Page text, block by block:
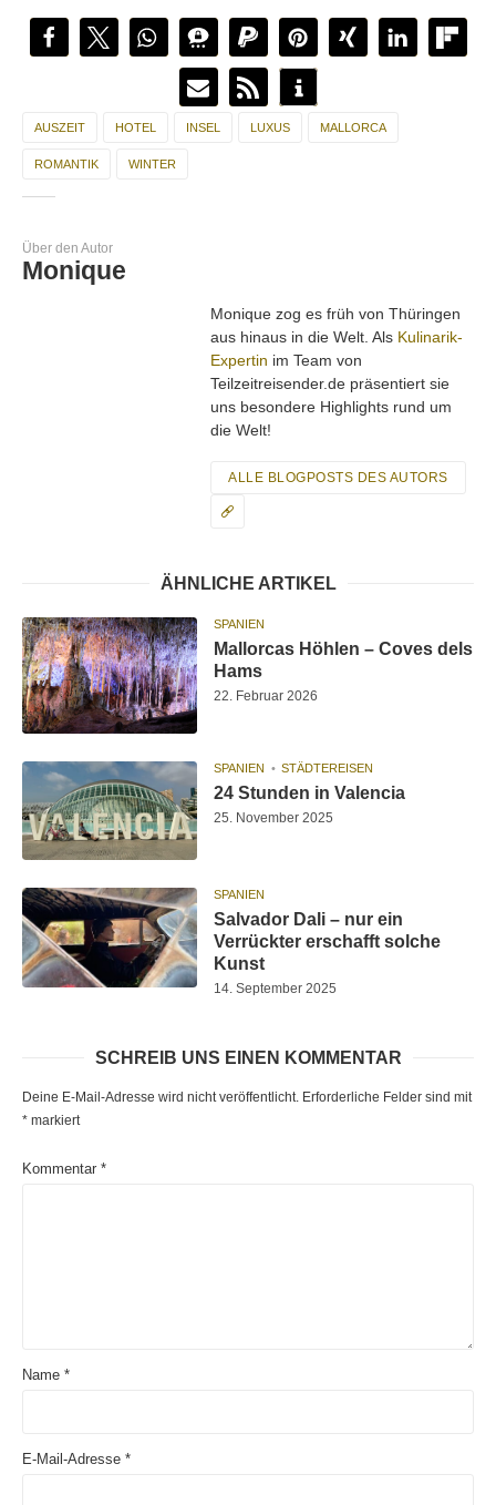
wir jedoch keine Erfahrungen.
AUSZEIT HOTEL INSEL LUXUS MALLORCA
ROMANTIK WINTER
Über den Autor
Monique
Monique zog es früh von Thüringen
aus hinaus in die Welt. Als Kulinarik-
Expertin im Team von
Teilzeitreisender.de präsentiert sie
uns besondere Highlights rund um
die Welt!
ALLE BLOGPOSTS DES AUTORS
ÄHNLICHE ARTIKEL
SPANIEN
Mallorcas Höhlen – Coves dels
Hams
22. Februar 2026
SPANIEN STÄDTEREISEN
24 Stunden in Valencia
25. November 2025
SPANIEN
Salvador Dali – nur ein
Verrückter erschafft solche
Kunst
14. September 2025
SCHREIB UNS EINEN KOMMENTAR
Deine E-Mail-Adresse wird nicht veröffentlicht. Erforderliche Felder sind mit
* markiert
Kommentar *
Name *
E-Mail-Adresse *